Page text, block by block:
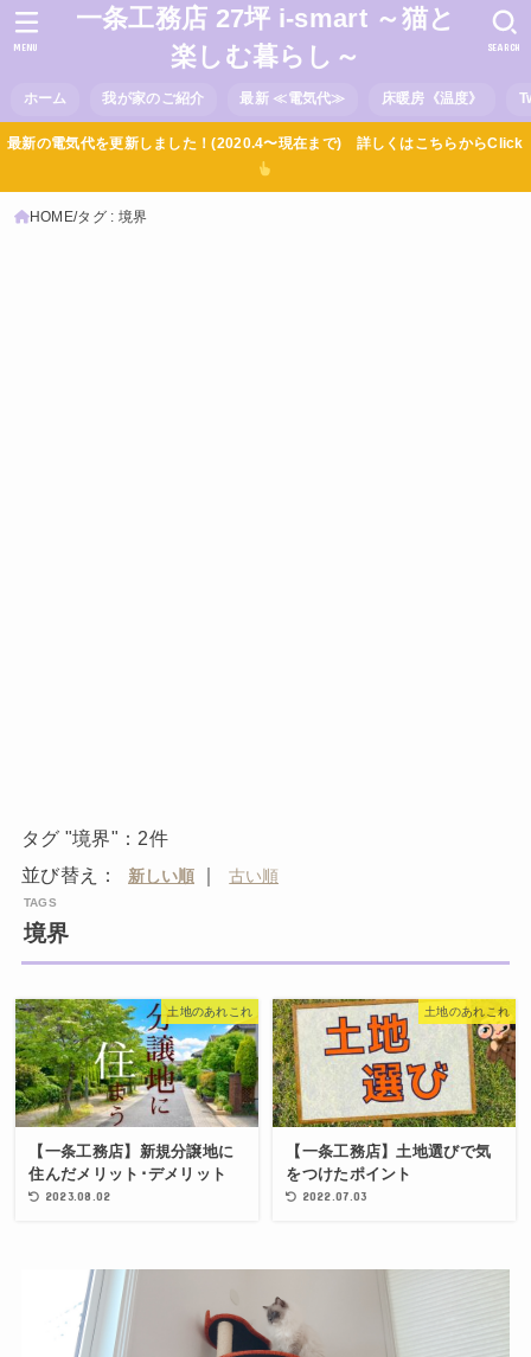
一条工務店 27坪 i-smart ～猫と
楽しむ暮らし～
ホーム 我が家のご紹介 最新 ≪電気代≫ 床暖房《温度》
SEARCH
MENU
最新の電気代を更新しました！(2020.4〜現在まで) 詳しくはこちらからClick
HOME タグ : 境界
タグ "境界"：2件
並び替え：
｜
境界
土地のあれこれ
【一条工務店】新規分譲地に
住んだメリット･デメリット
2023.08.02
土地のあれこれ
【一条工務店】土地選びで気
をつけたポイント
2022.07.03